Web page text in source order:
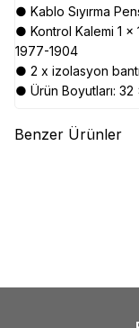
● Kablo Sıyırma
● Kontrol Kalemi 1 x
1977-1904
● 2 x izolasyon bantı
● Ürün Boyutları: ‎32
Benzer Ürünler